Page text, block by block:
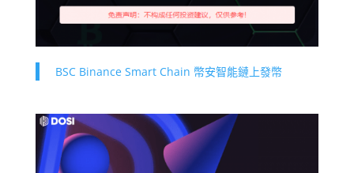
BSC Binance Smart Chain 幣安智能鏈上發幣